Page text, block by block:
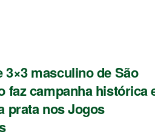
3×3 masculino de São
faz campanha histórica
prata nos Jogos